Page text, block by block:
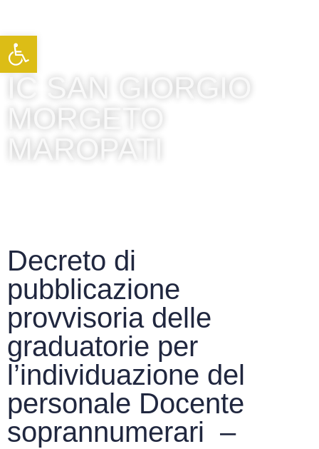
IC SAN GIORGIO
MORGETO
MAROPATI
Decreto di
pubblicazione
provvisoria delle
graduatorie per
l’individuazione del
personale Docente
soprannumerari –
Apri la barra degli strumenti